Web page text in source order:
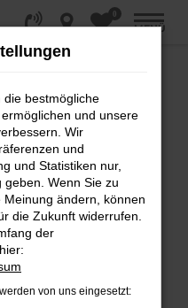
0
MENÜ
|
NACH
–
IM VW
die bestmögliche
und unsere
Wir
und
und Statistiken nur,
geben. Wenn Sie zu
ändern, können
die Zukunft widerrufen.
der
von uns eingesetzt: